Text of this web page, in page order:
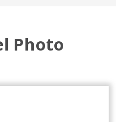
Photo